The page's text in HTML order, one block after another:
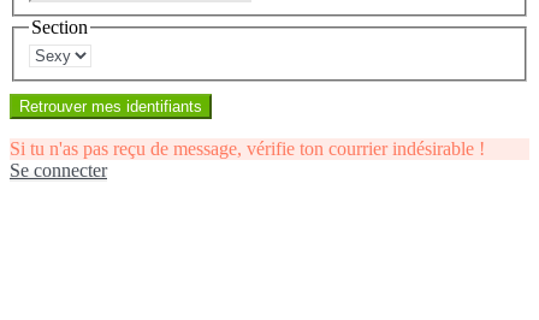
Section
Retrouver mes identifiants
Si tu n'as pas reçu de message, vérifie ton courrier indésirable !
Se connecter